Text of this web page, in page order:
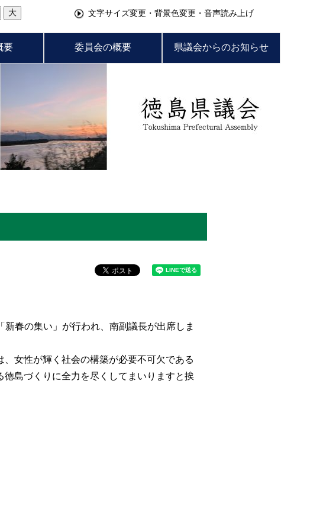
大 文字サイズ変更・背景色変更・音声読み上げ
要 委員会の概要 県議会からのお知らせ
春の集い」が行われ、南副議長が出席しま
女性が輝く社会の構築が必要不可欠である
島づくりに全力を尽くしてまいりますと挨